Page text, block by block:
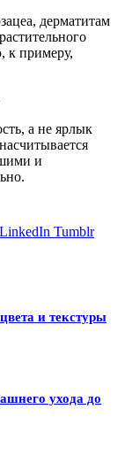
дерматитам
к примеру,
а не ярлык
и
LinkedIn Tumblr
и текстуры
ухода до